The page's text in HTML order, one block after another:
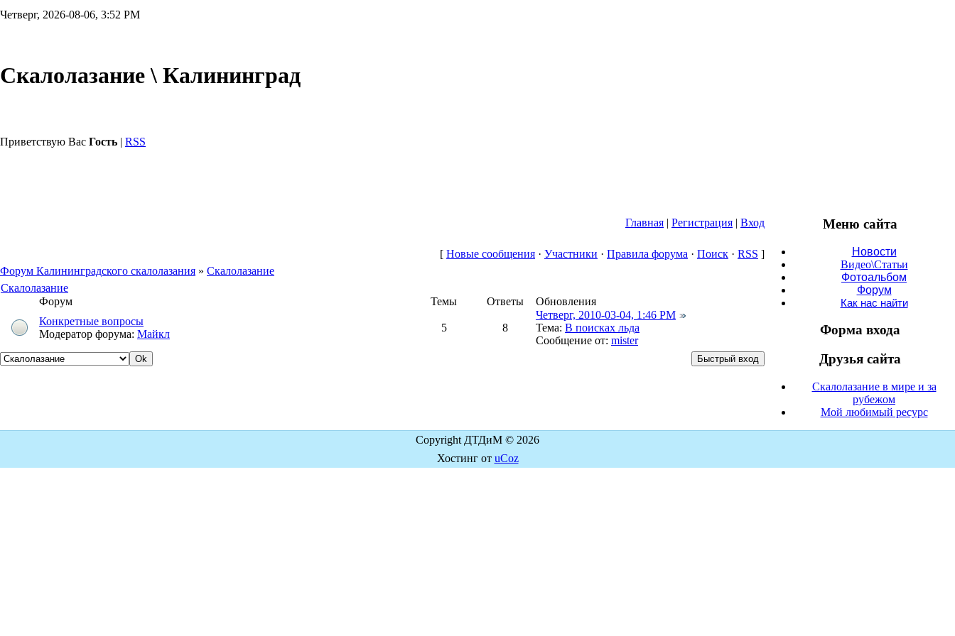
Четверг, 2026-08-06, 3:52 PM
Скалолазание \ Калининград
Приветствую Вас Гость | RSS
Главная | Регистрация | Вход
[ Новые сообщения · Участники · Правила форума · Поиск · RSS ]
Форум Калининградского скалолазания » Скалолазание
Скалолазание
Форум
Темы Ответы
Обновления
Конкретные вопросы
Модератор форума: Майкл
5 8
Четверг, 2010-03-04, 1:46 PM
Тема: В поисках льда
Сообщение от: mister
Меню сайта
Новости
Видео\Статьи
Фотоальбом
Форум
Как нас найти
Форма входа
Друзья сайта
Скалолазание в мире и за
рубежом
Мой любимый ресурс
Copyright ДТДиМ © 2026
Хостинг от uCoz